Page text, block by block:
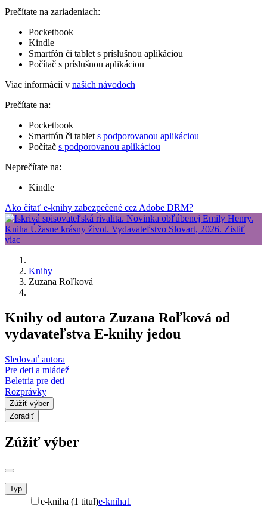
Prečítate na zariadeniach:
Pocketbook
Kindle
Smartfón či tablet s príslušnou aplikáciou
Počítač s príslušnou aplikáciou
Viac informácií v našich návodoch
Prečítate na:
Pocketbook
Smartfón či tablet s podporovanou aplikáciou
Počítač s podporovanou aplikáciou
Neprečítate na:
Kindle
Ako čítať e-knihy zabezpečené cez Adobe DRM?
Knihy
Zuzana Roľková
Knihy od autora Zuzana Roľková od
vydavateľstva E-knihy jedou
Sledovať autora
Pre deti a mládež
Beletria pre deti
Rozprávky
Zúžiť výber
Zoradiť
Zúžiť výber
Typ
e-kniha (1 titul)e-kniha1